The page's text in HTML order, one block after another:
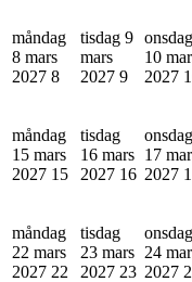
måndag
8 mars
2027 8
tisdag 9
mars
2027 9
onsdag
10
2027
måndag
15 mars
2027 15
tisdag
16 mars
2027 16
onsdag
17
2027
måndag
22 mars
2027 22
tisdag
23 mars
2027 23
onsdag
24
2027